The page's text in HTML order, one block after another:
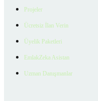
Projeler
Ücretsiz İlan Verin
Üyelik Paketleri
EmlakZeka Asistan
Uzman Danışmanlar